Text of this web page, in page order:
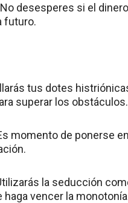
No desesperes si el
futuro.
tus dotes
superar los obstáculos.
momento de ponerse
la seducción
haga vencer la